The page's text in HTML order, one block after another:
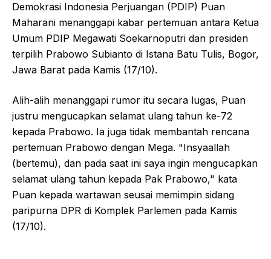
Demokrasi Indonesia Perjuangan (PDIP) Puan
Maharani menanggapi kabar pertemuan antara Ketua
Umum PDIP Megawati Soekarnoputri dan presiden
terpilih Prabowo Subianto di Istana Batu Tulis, Bogor,
Jawa Barat pada Kamis (17/10).
Alih-alih menanggapi rumor itu secara lugas, Puan
justru mengucapkan selamat ulang tahun ke-72
kepada Prabowo. Ia juga tidak membantah rencana
pertemuan Prabowo dengan Mega. "Insyaallah
(bertemu), dan pada saat ini saya ingin mengucapkan
selamat ulang tahun kepada Pak Prabowo," kata
Puan kepada wartawan seusai memimpin sidang
paripurna DPR di Komplek Parlemen pada Kamis
(17/10).